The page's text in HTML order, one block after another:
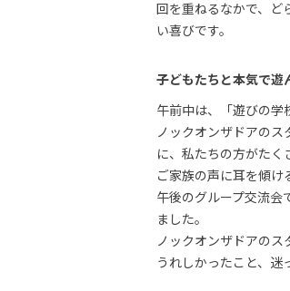
回を重ねるなかで、ど
い喜びです。
子どもたちと本気で遊
午前中は、「遊びの学
ノックオンザドアの
に、私たちの方がたく
ご家族の声に耳を傾
午後のグループ交流会
ました。
ノックオンザドアのス
うれしかったこと、迷